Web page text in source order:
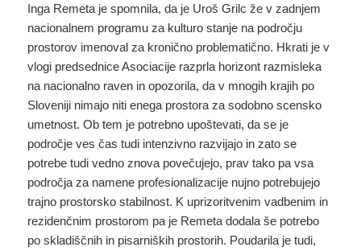
Inga Remeta je spomnila, da je Uroš Grilc že v zadnjem
nacionalnem programu za kulturo stanje na področju
prostorov imenoval za kronično problematično. Hkrati je v
vlogi predsednice Asociacije razprla horizont razmisleka
na nacionalno raven in opozorila, da v mnogih krajih po
Sloveniji nimajo niti enega prostora za sodobno scensko
umetnost. Ob tem je potrebno upoštevati, da se je
področje ves čas tudi intenzivno razvijajo in zato se
potrebe tudi vedno znova povečujejo, prav tako pa vsa
področja za namene profesionalizacije nujno potrebujejo
trajno prostorsko stabilnost. K uprizoritvenim vadbenim in
rezidenčnim prostorom pa je Remeta dodala še potrebo
po skladiščnih in pisarniških prostorih. Poudarila je tudi,